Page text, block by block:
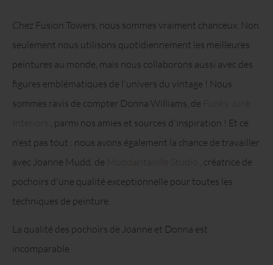
Chez Fusion Towers, nous sommes vraiment chanceux. Non
seulement nous utilisons quotidiennement les meilleures
peintures au monde, mais nous collaborons aussi avec des
figures emblématiques de l'univers du vintage ! Nous
sommes ravis de compter Donna Williams, de
, parmi nos amies et sources d'inspiration ! Et ce
n'est pas tout : nous avons également la chance de travailler
avec Joanne Mudd, de
, créatrice de
pochoirs d'une qualité exceptionnelle pour toutes les
techniques de peinture.
La qualité des pochoirs de Joanne et Donna est
incomparable.